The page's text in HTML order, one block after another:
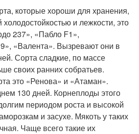
которые хороши для хранения,
и лежкости, это
237», «Пабло F1»,
«Валента». Вызревают они в
Сорта сладкие, по массе
своих ранних собратьев.
это «Ренова» и «Атаман».
130 дней. Корнеплоды этого
периодом роста и высокой
и засухе. Мякоть у таких
Чаще всего такие их